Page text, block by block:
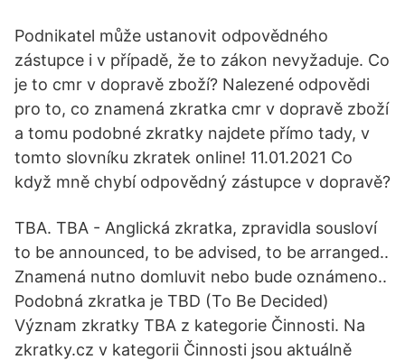
Podnikatel může ustanovit odpovědného
zástupce i v případě, že to zákon nevyžaduje. Co
je to cmr v dopravě zboží? Nalezené odpovědi
pro to, co znamená zkratka cmr v dopravě zboží
a tomu podobné zkratky najdete přímo tady, v
tomto slovníku zkratek online! 11.01.2021 Co
když mně chybí odpovědný zástupce v dopravě?
TBA. TBA - Anglická zkratka, zpravidla sousloví
to be announced, to be advised, to be arranged..
Znamená nutno domluvit nebo bude oznámeno..
Podobná zkratka je TBD (To Be Decided)
Význam zkratky TBA z kategorie Činnosti. Na
zkratky.cz v kategorii Činnosti jsou aktuálně